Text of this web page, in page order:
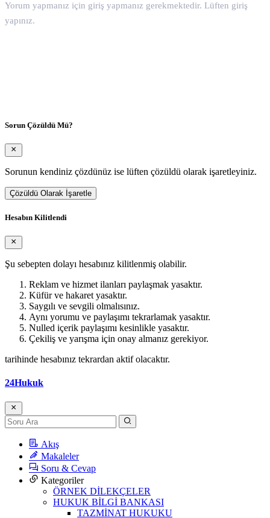
Yorum yapmanız için giriş yapmanız gerekmektedir. Lüften giriş
yapınız.
Sorun Çözüldü Mü?
Sorunun kendiniz çözdünüz ise lüften çözüldü olarak işaretleyiniz.
Çözüldü Olarak İşaretle
Hesabın Kilitlendi
Şu sebepten dolayı hesabınız kilitlenmiş olabilir.
Reklam ve hizmet ilanları paylaşmak yasaktır.
Küfür ve hakaret yasaktır.
Saygılı ve sevgili olmalısınız.
Aynı yorumu ve paylaşımı tekrarlamak yasaktır.
Nulled içerik paylaşımı kesinlikle yasaktır.
Çekiliş ve yarışma için onay almanız gerekiyor.
tarihinde hesabınız tekrardan aktif olacaktır.
24Hukuk
Akış
Makaleler
Soru & Cevap
Kategoriler
ÖRNEK DİLEKÇELER
HUKUK BİLGİ BANKASI
TAZMİNAT HUKUKU